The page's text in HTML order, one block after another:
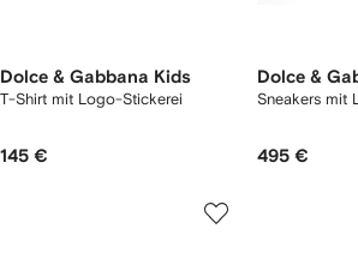
Dolce & Gabbana Kids
T-Shirt mit Logo-Stickerei
145 €
Dolce &
Sneakers mit
495 €